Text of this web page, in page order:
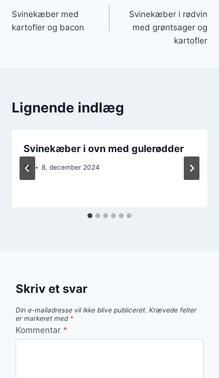
Svinekæber med
kartofler og bacon
Svinekæber i rødvin
med grøntsager og
kartofler
Lignende indlæg
Svinekæber i ovn med gulerødder
Af 8. december 2024
Skriv et svar
Din e-mailadresse vil ikke blive publiceret. Krævede felter
er markeret med *
Kommentar *